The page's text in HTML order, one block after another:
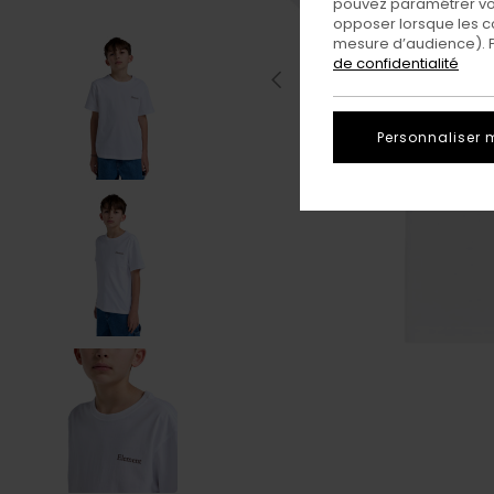
opposer lorsque les
mesure d’audience).
de confidentialité
Personnaliser